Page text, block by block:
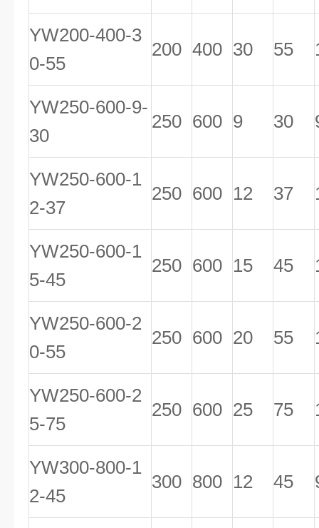
YW200-400-3
0-55
200 400 30 55
YW250-600-9-
30
250 600 9 30
YW250-600-1
2-37
250 600 12 37
YW250-600-1
5-45
250 600 15 45
YW250-600-2
0-55
250 600 20 55
YW250-600-2
5-75
250 600 25 75
YW300-800-1
2-45
300 800 12 45